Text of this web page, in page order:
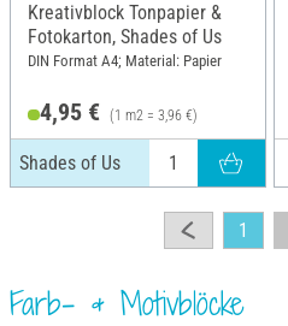
Kreativblock Tonpapier &
Fotokarton, Shades of Us
DIN Format A4; Material: Papier
4,95 € (1 m2 = 3,96 €)
Shades of Us
1
Farb- & Motivblöcke